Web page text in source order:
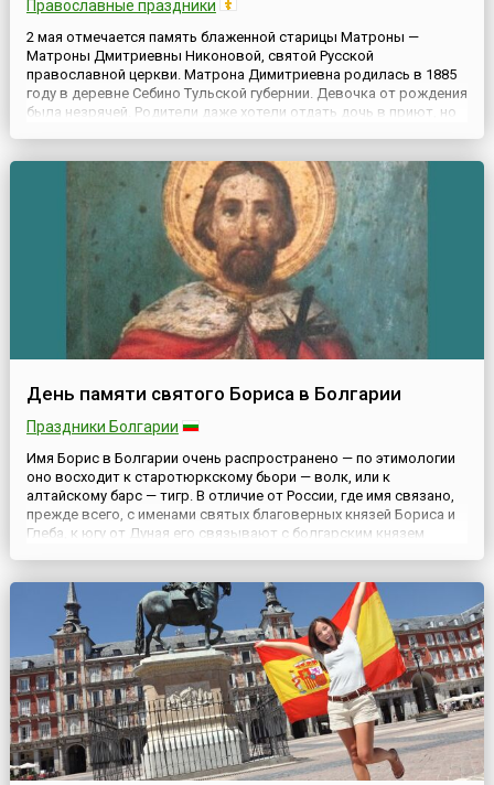
Православные праздники
2 мая отмечается память блаженной старицы Матроны —
Матроны Дмитриевны Никоновой, святой Русской
православной церкви. Матрона Димитриевна родилась в 1885
году в деревне Себино Тульской губернии. Девочка от рождения
была незрячей. Родители даже хотели отдать дочь в приют, но
День памяти святого Бориса в Болгарии
Праздники Болгарии
Имя Борис в Болгарии очень распространено — по этимологии
оно восходит к старотюркскому бьори — волк, или к
алтайскому барс — тигр. В отличие от России, где имя связано,
прежде всего, с именами святых благоверных князей Бориса и
Глеба, к югу от Дуная его связывают с болгарским князем